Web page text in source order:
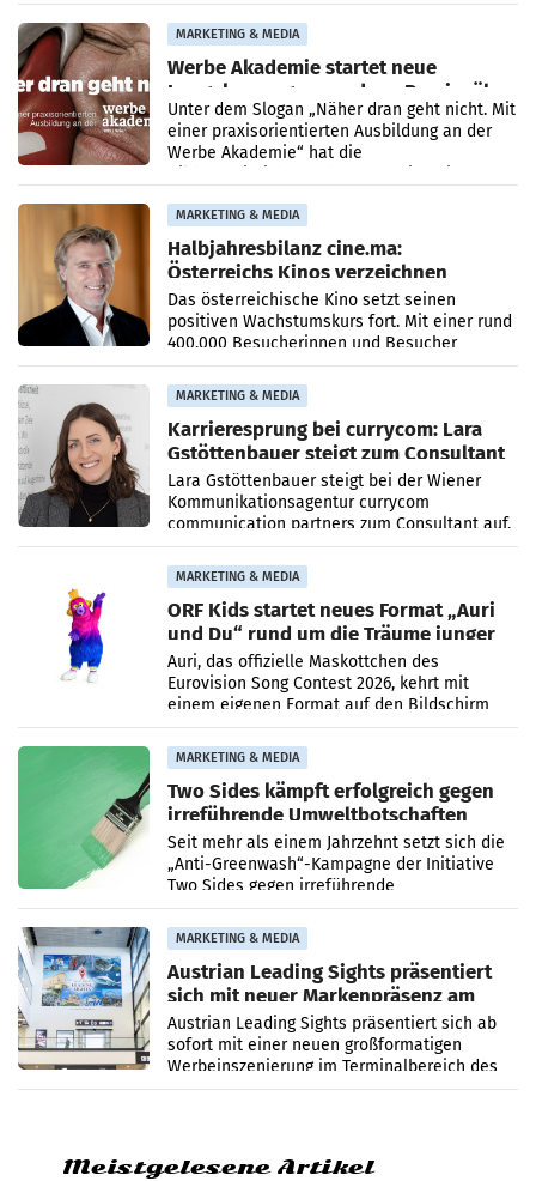
MARKETING & MEDIA
Werbe Akademie startet neue
Imagekampagne rund um Praxisnähe
Unter dem Slogan „Näher dran geht nicht. Mit
einer praxisorientierten Ausbildung an der
Werbe Akademie“ hat die
MARKETING & MEDIA
Halbjahresbilanz cine.ma:
Österreichs Kinos verzeichnen
400.000 Besucher mehr
Das österreichische Kino setzt seinen
positiven Wachstumskurs fort. Mit einer rund
400.000 Besucherinnen und Besucher
höheren Nettoreichweite im ersten Halbjahr
2026 gegenüber dem
MARKETING & MEDIA
Karrieresprung bei currycom: Lara
Gstöttenbauer steigt zum Consultant
auf
Lara Gstöttenbauer steigt bei der Wiener
Kommunikationsagentur currycom
communication partners zum Consultant auf.
Die 27-jährige Beraterin betreut Kundinnen
und Kunden in den Bereichen
MARKETING & MEDIA
ORF Kids startet neues Format „Auri
und Du“ rund um die Träume junger
Menschen
Auri, das offizielle Maskottchen des
Eurovision Song Contest 2026, kehrt mit
einem eigenen Format auf den Bildschirm
zurück. In der neuen Sendung „Auri und Du“
bei ORF Kids steht
MARKETING & MEDIA
Two Sides kämpft erfolgreich gegen
irreführende Umweltbotschaften
beim Papiereinsatz
Seit mehr als einem Jahrzehnt setzt sich die
„Anti-Greenwash“-Kampagne der Initiative
Two Sides gegen irreführende
Umweltaussagen bei Papierkommunikation
und papierbasierten Verpackungen
MARKETING & MEDIA
Austrian Leading Sights präsentiert
sich mit neuer Markenpräsenz am
Flughafen Wien
Austrian Leading Sights präsentiert sich ab
sofort mit einer neuen großformatigen
Werbeinszenierung im Terminalbereich des
Flughafen Wien. Die Präsenz befindet sich im
Meistgelesene Artikel